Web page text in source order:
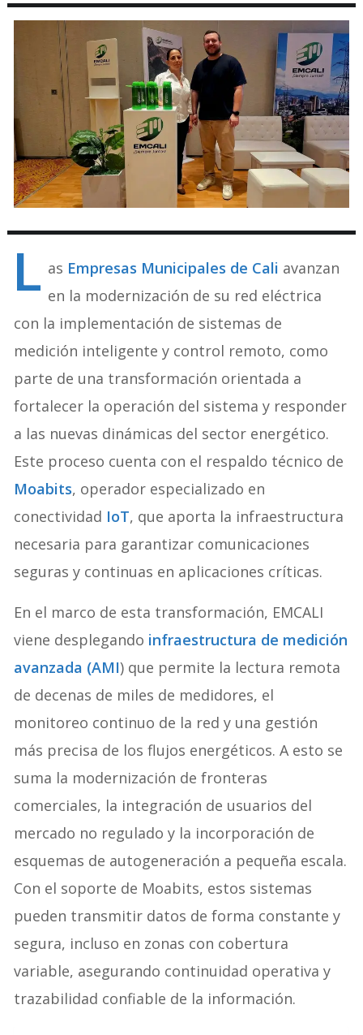
L as Empresas Municipales de Cali avanzan
en la modernización de su red eléctrica
con la implementación de sistemas de
medición inteligente y control remoto, como
parte de una transformación orientada a
fortalecer la operación del sistema y responder
a las nuevas dinámicas del sector energético.
Este proceso cuenta con el respaldo técnico de
Moabits, operador especializado en
conectividad IoT, que aporta la infraestructura
necesaria para garantizar comunicaciones
seguras y continuas en aplicaciones críticas.
En el marco de esta transformación, EMCALI
viene desplegando infraestructura de medición
avanzada (AMI) que permite la lectura remota
de decenas de miles de medidores, el
monitoreo continuo de la red y una gestión
más precisa de los flujos energéticos. A esto se
suma la modernización de fronteras
comerciales, la integración de usuarios del
mercado no regulado y la incorporación de
esquemas de autogeneración a pequeña escala.
Con el soporte de Moabits, estos sistemas
pueden transmitir datos de forma constante y
segura, incluso en zonas con cobertura
variable, asegurando continuidad operativa y
trazabilidad confiable de la información.